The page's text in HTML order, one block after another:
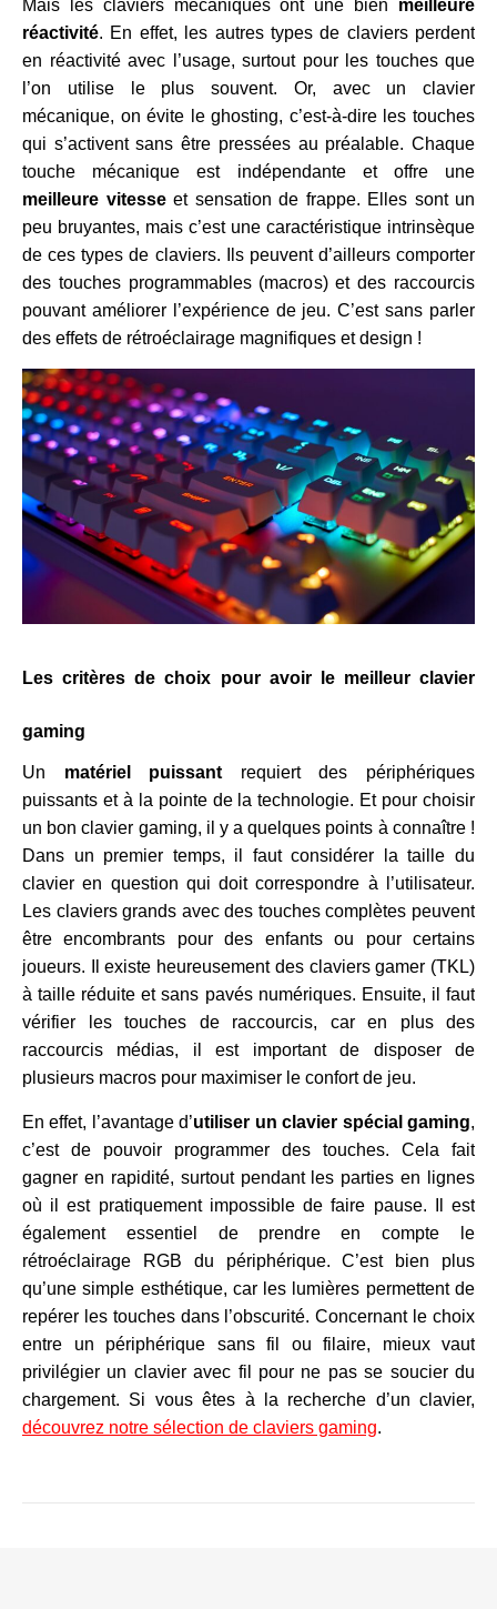
Mais les claviers mécaniques ont une bien meilleure
réactivité. En effet, les autres types de claviers perdent
en réactivité avec l’usage, surtout pour les touches que
l’on utilise le plus souvent. Or, avec un clavier
mécanique, on évite le ghosting, c’est-à-dire les touches
qui s’activent sans être pressées au préalable. Chaque
touche mécanique est indépendante et offre une
meilleure vitesseet sensation de frappe. Elles sont un
peu bruyantes, mais c’est une caractéristique intrinsèque
de ces types de claviers. Ils peuvent d’ailleurs comporter
des touches programmables (macros) et des raccourcis
pouvant améliorer l’expérience de jeu. C’est sans parler
des effets de rétroéclairage magnifiques et design !
Les critères de choix pour avoir le meilleur clavier
gaming
Un matériel puissant requiert des périphériques
puissants et à la pointe de la technologie. Et pour choisir
un bon clavier gaming, il y a quelques points à connaître !
Dans un premier temps, il faut considérer la taille du
clavier en question qui doit correspondre à l’utilisateur.
Les claviers grands avec des touches complètes peuvent
être encombrants pour des enfants ou pour certains
joueurs. Il existe heureusement des claviers gamer (TKL)
à taille réduite et sans pavés numériques. Ensuite, il faut
vérifier les touches de raccourcis, car en plus des
raccourcis médias, il est important de disposer de
plusieurs macros pour maximiser le confort de jeu.
En effet, l’avantage d’utiliser un clavier spécial gaming,
c’est de pouvoir programmer des touches. Cela fait
gagner en rapidité, surtout pendant les parties en lignes
où il est pratiquement impossible de faire pause. Il est
également essentiel de prendre en compte le
rétroéclairage RGB du périphérique. C’est bien plus
qu’une simple esthétique, car les lumières permettent de
repérer les touches dans l’obscurité. Concernant le choix
entre un périphérique sans fil ou filaire, mieux vaut
privilégier un clavier avec fil pour ne pas se soucier du
chargement. Si vous êtes à la recherche d’un clavier,
découvrez notre sélection de claviers gaming.